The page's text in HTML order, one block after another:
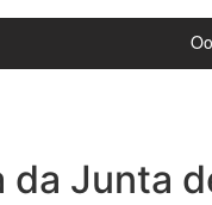
da Junta